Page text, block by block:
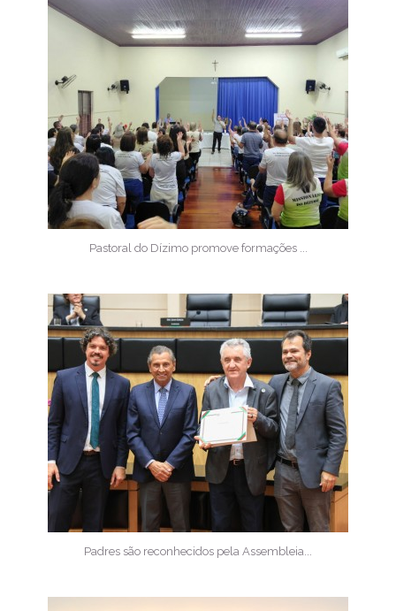
Pastoral do Dízimo promove formações ...
Padres são reconhecidos pela Assembleia...